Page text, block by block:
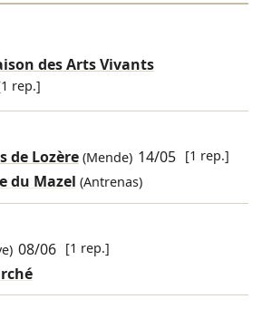
des Arts Vivants
rep.]
de Lozère(Mende) 14/05 [1 rep.]
du Mazel (Antrenas)
08/06 [1 rep.]